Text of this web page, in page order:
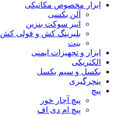
ابزار مخصوص مکانیکی
آلن بکسی
انبر سوکت بنزین
بلبرینگ کش و فولی کش
بیت
ابزار و تجهیزات ایمنی
الکتریکی
بکسل و سیم بکسل
پنچرگیری
پیچ
پیچ آچار خور
پیچ ام دی اف